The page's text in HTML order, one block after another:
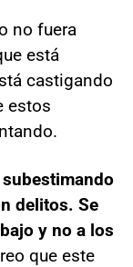
no fuera
está
castigando
estos
delitos. Se
y no a los
que este